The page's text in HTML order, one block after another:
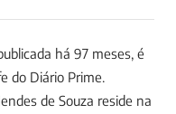
há 97 meses, é
do Diário Prime.
de Souza reside na